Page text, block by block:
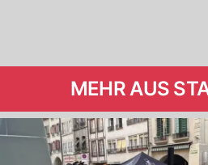
MEHR AUS